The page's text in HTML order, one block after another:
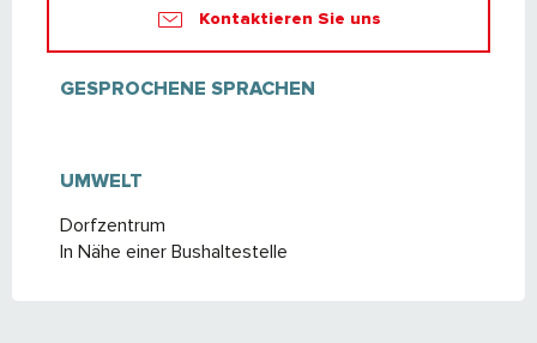
Kontaktieren Sie uns
GESPROCHENE SPRACHEN
GESPROCHENE SPRACHEN
UMWELT
UMWELT
Dorfzentrum
In Nähe einer Bushaltestelle